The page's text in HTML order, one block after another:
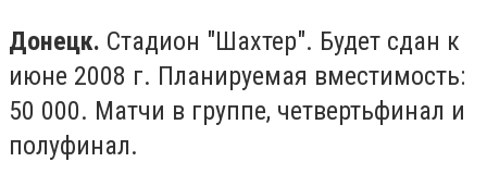
Донецк. Стадион "Шахтер". Будет сдан к
июне 2008 г. Планируемая вместимость:
50 000. Матчи в группе, четвертьфинал и
полуфинал.